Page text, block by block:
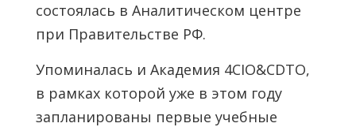
состоялась в Аналитическом центре
при Правительстве РФ.
Упоминалась и Академия 4CIO&CDTO,
в рамках которой уже в этом году
запланированы первые учебные